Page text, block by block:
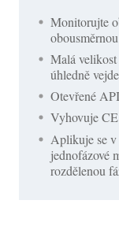
Monitorujte
Malá
úhledně
Otevřené
Vyhovuje
Aplikuje se v
jednofázové
rozdělenou